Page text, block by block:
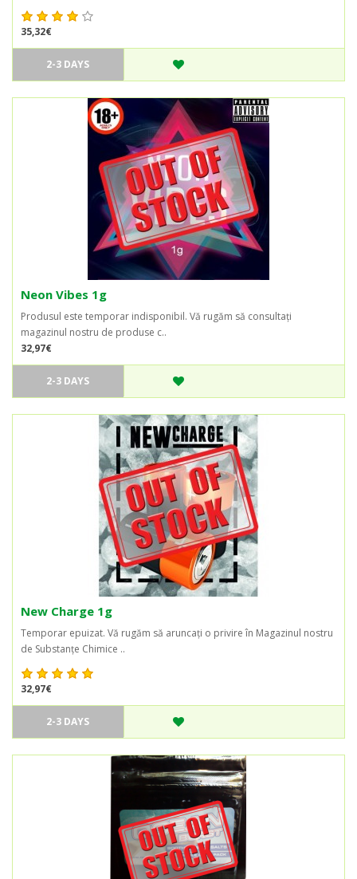
35,32€
2-3 DAYS
Neon Vibes 1g
Produsul este temporar indisponibil. Vă rugăm să consultați
magazinul nostru de produse c..
32,97€
2-3 DAYS
New Charge 1g
Temporar epuizat. Vă rugăm să aruncați o privire în Magazinul nostru
de Substanțe Chimice ..
32,97€
2-3 DAYS